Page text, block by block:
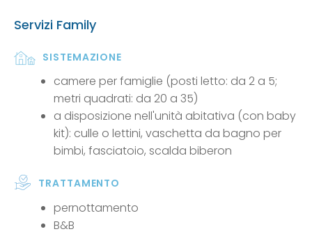
Servizi Family
SISTEMAZIONE
camere per famiglie (posti letto: da 2 a 5;
metri quadrati: da 20 a 35)
a disposizione nell'unità abitativa (con baby
kit): culle o lettini, vaschetta da bagno per
bimbi, fasciatoio, scalda biberon
TRATTAMENTO
pernottamento
B&B